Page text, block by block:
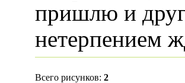
пришлю и
нетерпением
Всего рисунков: 2